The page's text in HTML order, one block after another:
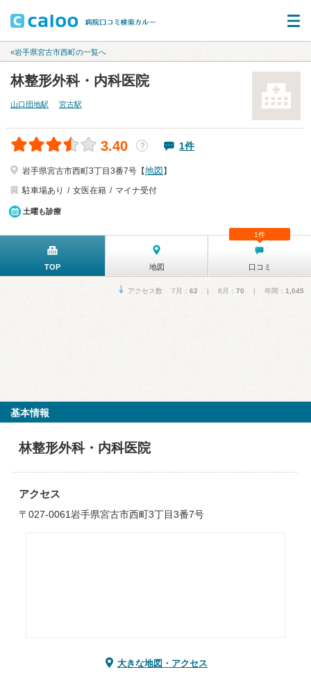
«岩手県宮古市西町の一覧へ
林整形外科・内科医院
山口団地駅 宮古駅
3.40 ？ 1件
岩手県宮古市西町3丁目3番7号【地図 】
駐車場あり
女医在籍 マイナ受付
土曜も診療
TOP 地図 口コミ
1件
アクセス数 7月： 62 | 6月： 70 | 年間： 1,045
基本情報
林整形外科・内科医院
アクセス
〒027-0061岩手県宮古市西町3丁目3番7号
大きな地図・アクセス